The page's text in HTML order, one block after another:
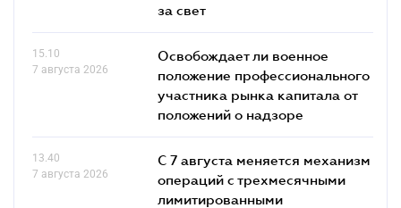
за свет
15.10
7 августа 2026
Освобождает ли военное
положение профессионального
участника рынка капитала от
положений о надзоре
13.40
7 августа 2026
С 7 августа меняется механизм
операций с трехмесячными
лимитированными